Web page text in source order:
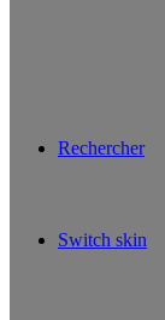
Rechercher
Switch skin